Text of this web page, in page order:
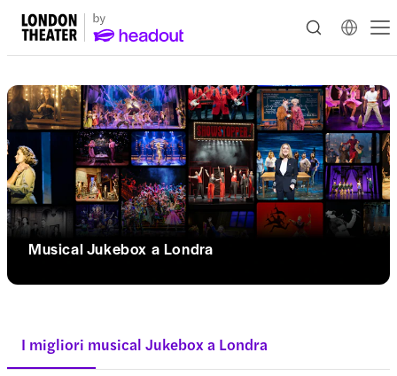
Musical Jukebox a Londra
I migliori musical Jukebox a Londra